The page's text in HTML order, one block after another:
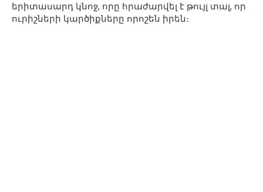
երիտասարդ կնոջ, որը հրաժարվել է թույլ տալ, որ
ուրիշների կարծիքները որոշեն իրեն։